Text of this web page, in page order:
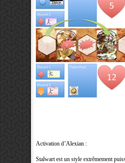
Activation d’Alexian :
Stalwart est un style extrêmement